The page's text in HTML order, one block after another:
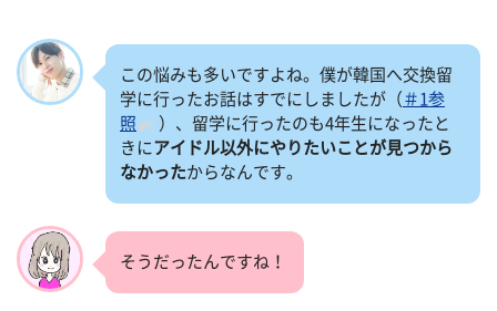
この悩みも多いですよね。僕が韓国へ交換留
学に行ったお話はすでにしましたが（ ＃1参
照
）、留学に行ったのも4年生になったと
きに アイドル以外にやりたいことが見つから
なかったからなんです。
そうだったんですね！